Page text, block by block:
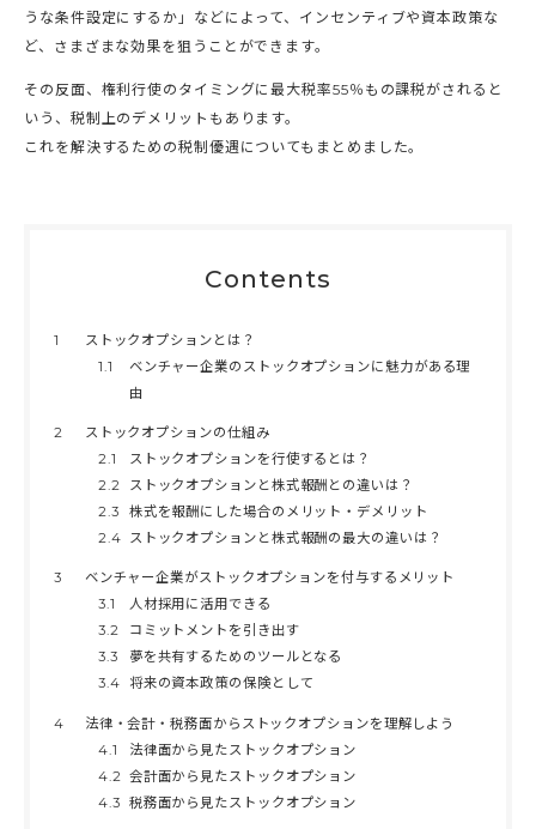
うな条件設定にするか」などによって、インセンティブや資本政策な
ど、さまざまな効果を狙うことができます。
その反面、権利行使のタイミングに最大税率55％もの課税がされると
いう、税制上のデメリットもあります。
これを解決するための税制優遇についてもまとめました。
Contents
1
ストックオプションとは？
1.1
ベンチャー企業のストックオプションに魅力がある理
由
2
ストックオプションの仕組み
2.1
ストックオプションを行使するとは？
2.2
ストックオプションと株式報酬との違いは？
2.3
株式を報酬にした場合のメリット・デメリット
2.4 ストックオプションと株式報酬の最大の違いは？
3
ベンチャー企業がストックオプションを付与するメリット
3.1
人材採用に活用できる
3.2
コミットメントを引き出す
3.3
夢を共有するためのツールとなる
3.4
将来の資本政策の保険として
4
法律・会計・税務面からストックオプションを理解しよう
4.1
法律面から見たストックオプション
4.2 会計面から見たストックオプション
4.3 税務面から見たストックオプション